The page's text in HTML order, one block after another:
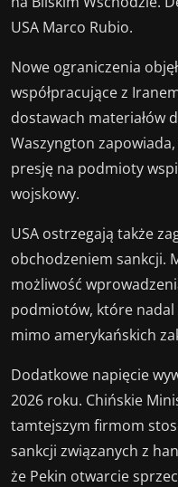
USA Marco Rubio.
Nowe ograniczenia
współpracujące z
dostawach materiałów
Waszyngton
presję na podmioty
wojskowy.
USA ostrzegają także
obchodzeniem sankcji.
możliwość
podmiotów, które nadal
mimo amerykańskich
Dodatkowe napięcie
2026 roku. Chińskie
tamtejszym firmom
sankcji związanych z
że Pekin otwarcie